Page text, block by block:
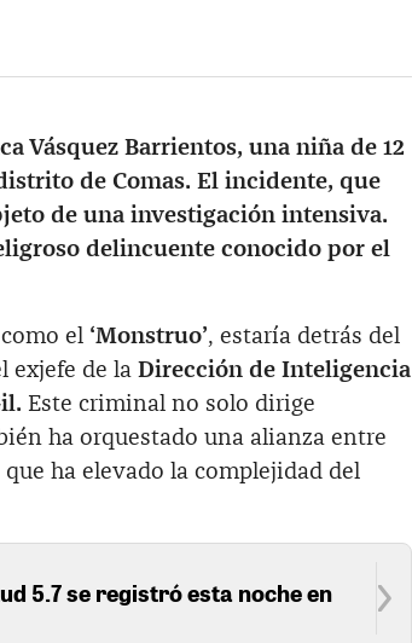
Vásquez Barrientos, una niña de 12
de Comas. El incidente, que
de una investigación intensiva.
delincuente conocido por el
el ‘Monstruo’, estaría detrás del
exjefe de la Dirección de Inteligencia
Este criminal no solo dirige
ha orquestado una alianza entre
ha elevado la complejidad del
5.7 se registró esta noche en